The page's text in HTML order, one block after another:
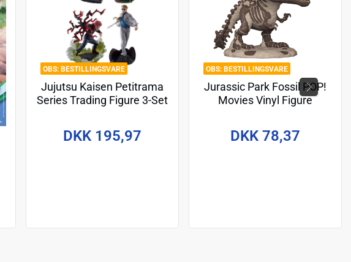
BESTILLINGSVARE
Jujutsu Kaisen Petitrama
Series Trading Figure 3-Set
DKK 195,97
BESTILLINGSVARE
Jurassic Park Fossil POP!
Movies Vinyl Figure
DKK 78,37